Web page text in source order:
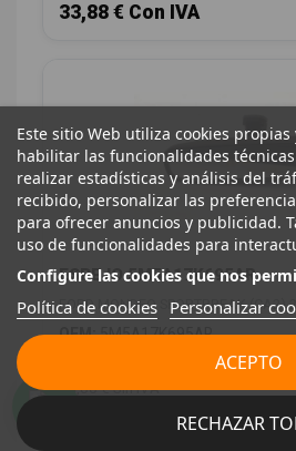
33,88 € Con IVA
ESPEJO 5M5A17K695AR
FORD MONDEO SPORTBREAK (CA2)
OEM:5M5A17K695AR
18,00 € Sin IVA
21,78 € Con IVA
Este sitio Web utiliza cookies
habilitar las funcionalidades
realizar estadísticas y análisis del
recibido, personalizar las
para ofrecer anuncios y publicidad.
uso de funcionalidades para
Configure las cookies que nos
Política de cookies Personalizar
RECHAZAR
ACEPTO